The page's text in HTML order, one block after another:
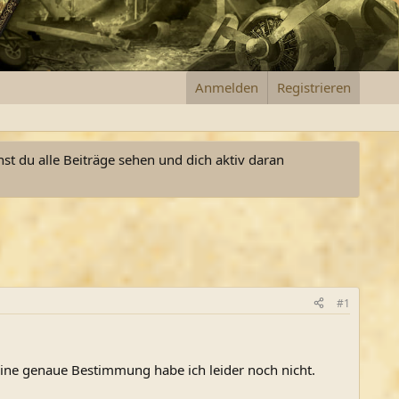
Anmelden Registrieren
du alle Beiträge sehen und dich aktiv daran
#1
genaue Bestimmung habe ich leider noch nicht.